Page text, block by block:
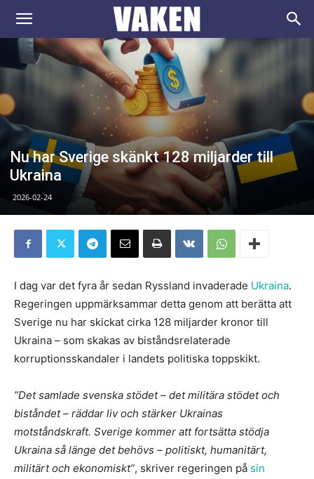
VAKEN.se
Nu har Sverige skänkt 128 miljarder till
Ukraina
2026-02-24
I dag var det fyra år sedan Ryssland invaderade Ukraina.
Regeringen uppmärksammar detta genom att berätta att
Sverige nu har skickat cirka 128 miljarder kronor till
Ukraina – som skakas av biståndsrelaterade
korruptionsskandaler i landets politiska toppskikt.
”Det samlade svenska stödet – det militära stödet och
biståndet – räddar liv och stärker Ukrainas
motståndskraft. Sverige kommer att fortsätta stödja
Ukraina så länge det behövs – politiskt, humanitärt,
militärt och ekonomiskt”, skriver regeringen på sin